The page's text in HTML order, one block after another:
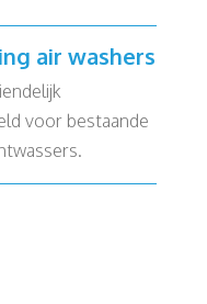
air washers
voor bestaande